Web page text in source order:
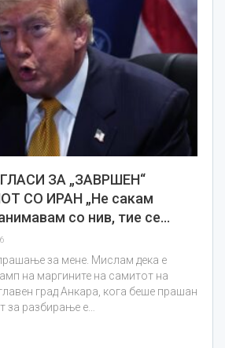
ЗА „ЗАВРШЕН“
СО ИРАН „Не сакам
со нив, тие се…
за мене. Мислам дека е
на маргините на самитот на
град Анкара, кога беше прашан
за разбирање е…